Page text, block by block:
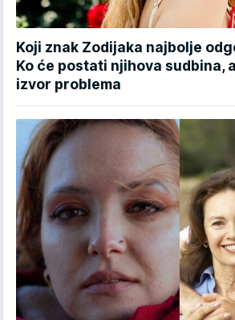
Koji znak Zodijaka najbolje
Ko će postati njihova sudbina,
izvor problema